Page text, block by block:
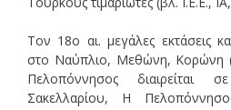
Τον 18ο αι. μεγάλες εκτάσεις
στο Ναύπλιο, Μεθώνη, Κορώνη
Πελοπόννησος
Σακελλαρίου, Η